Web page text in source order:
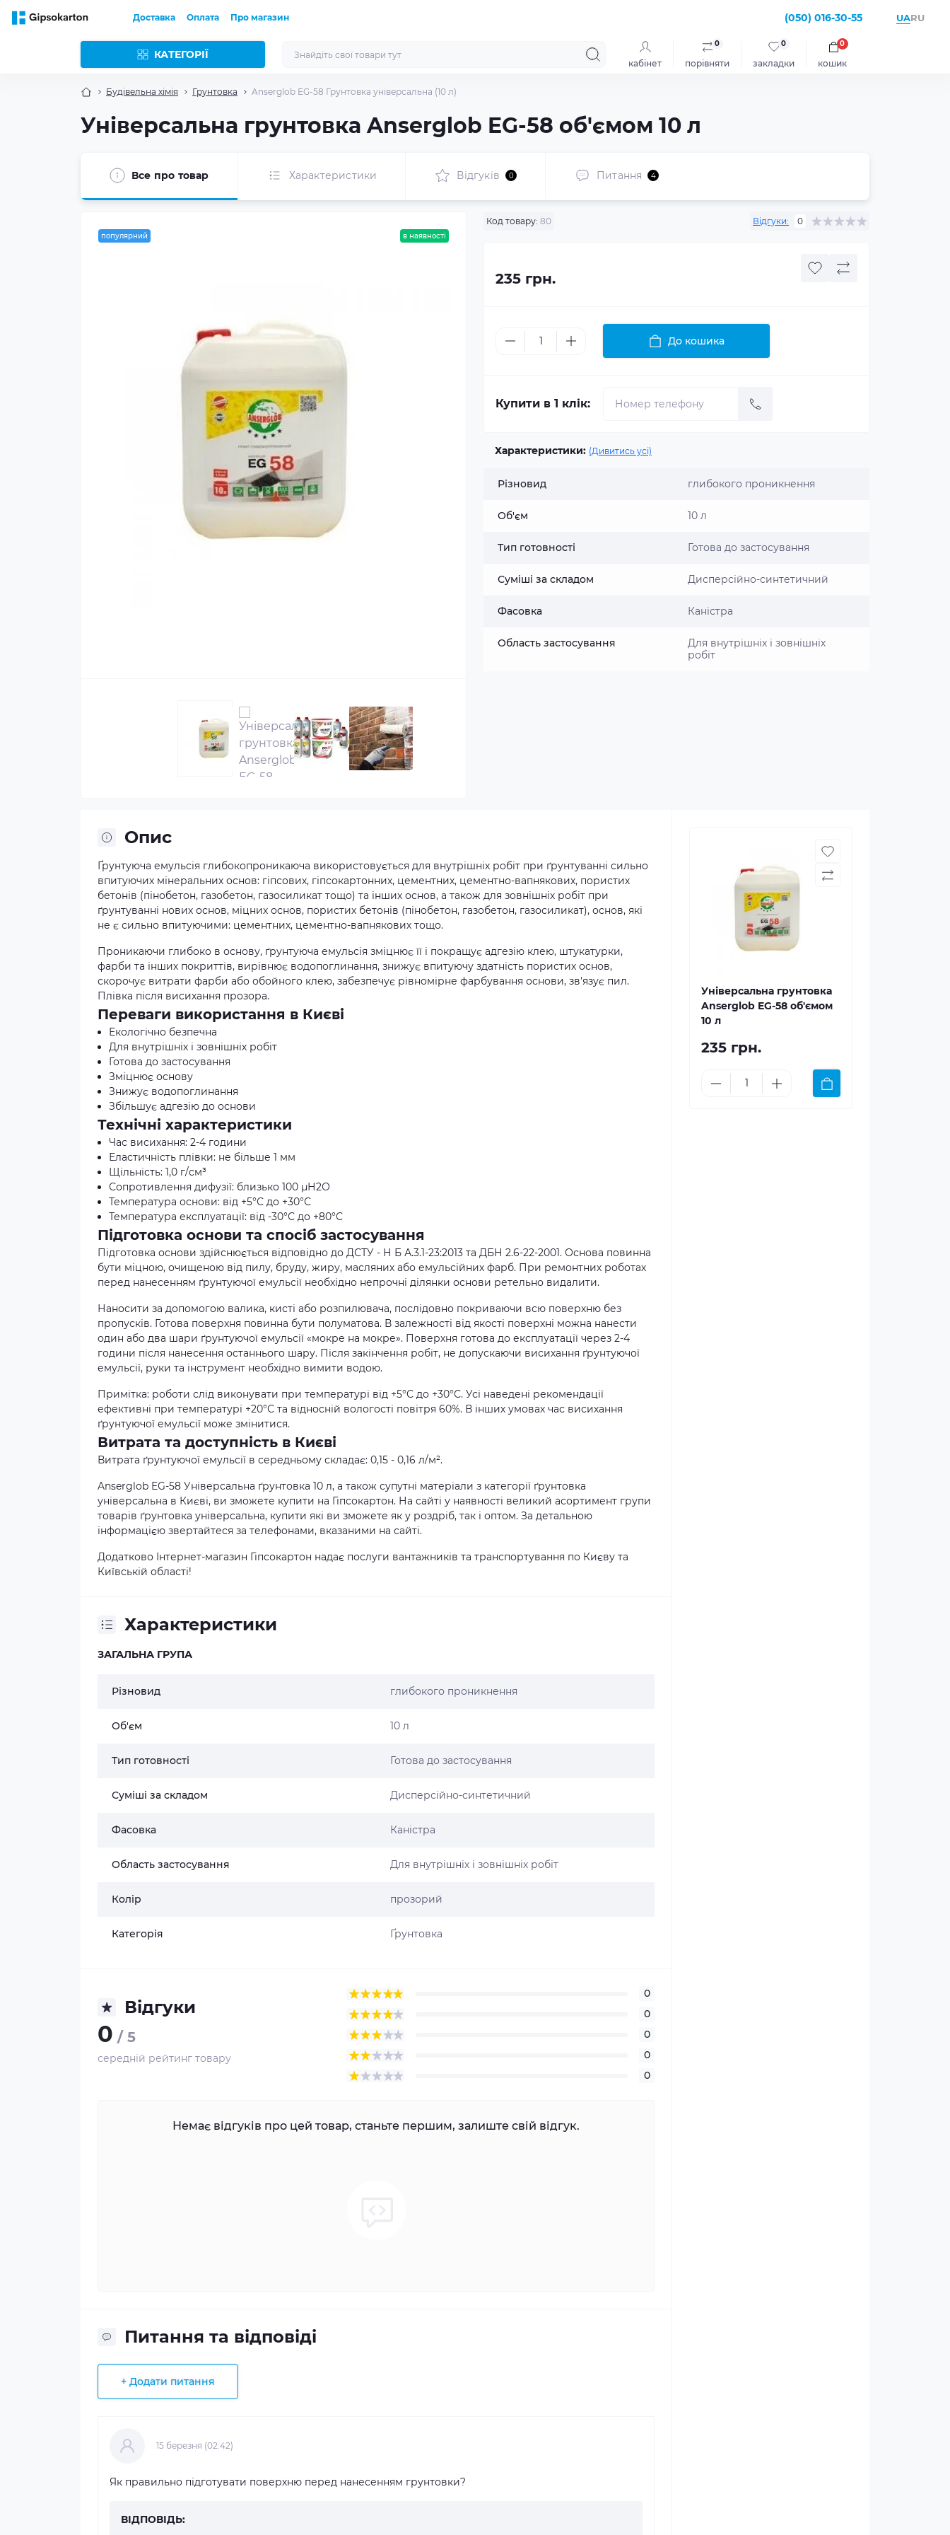
Доставка Оплата Про магазин (050) 016-30-55 UARU
КАТЕГОРІЇ
кабінет порівняти
0
закладки
0
кошик
0
Будівельна хімія Грунтовка Anserglob EG-58 Грунтовка універсальна (10 л)
Універсальна грунтовка Anserglob EG-58 об'ємом 10 л
Все про товар Характеристики Відгуків 0 Питання 4
популярний в наявності
Код товару: 80 Відгуки: 0
235 грн.
До кошика
Купити в 1 клік:
Характеристики: (Дивитись усі)
Різновид глибокого проникнення
Об'єм 10 л
Тип готовності Готова до застосування
Суміші за складом Дисперсійно-синтетичний
Фасовка Каністра
Область застосування
Для внутрішніх і зовнішніх
робіт
Опис
Ґрунтуюча емульсія глибокопроникаюча використовується для внутрішніх робіт при ґрунтуванні сильно
впитуючих мінеральних основ: гіпсових, гіпсокартонних, цементних, цементно-вапнякових, пористих
бетонів (пінобетон, газобетон, газосиликат тощо) та інших основ, а також для зовнішніх робіт при
ґрунтуванні нових основ, міцних основ, пористих бетонів (пінобетон, газобетон, газосиликат), основ, які
не є сильно впитуючими: цементних, цементно-вапнякових тощо.
Проникаючи глибоко в основу, ґрунтуюча емульсія зміцнює її і покращує адгезію клею, штукатурки,
фарби та інших покриттів, вирівнює водопоглинання, знижує впитуючу здатність пористих основ,
скорочує витрати фарби або обойного клею, забезпечує рівномірне фарбування основи, зв'язує пил.
Плівка після висихання прозора.
Переваги використання в Києві
Екологічно безпечна
Для внутрішніх і зовнішніх робіт
Готова до застосування
Зміцнює основу
Знижує водопоглинання
Збільшує адгезію до основи
Технічні характеристики
Час висихання: 2-4 години
Еластичність плівки: не більше 1 мм
Щільність: 1,0 г/см³
Сопротивлення дифузії: близько 100 µН2О
Температура основи: від +5°С до +30°С
Температура експлуатації: від -30°С до +80°С
Підготовка основи та спосіб застосування
Підготовка основи здійснюється відповідно до ДСТУ - Н Б А.3.1-23:2013 та ДБН 2.6-22-2001. Основа повинна
бути міцною, очищеною від пилу, бруду, жиру, масляних або емульсійних фарб. При ремонтних роботах
перед нанесенням ґрунтуючої емульсії необхідно непрочні ділянки основи ретельно видалити.
Наносити за допомогою валика, кисті або розпилювача, послідовно покриваючи всю поверхню без
пропусків. Готова поверхня повинна бути полуматова. В залежності від якості поверхні можна нанести
один або два шари ґрунтуючої емульсії «мокре на мокре». Поверхня готова до експлуатації через 2-4
години після нанесення останнього шару. Після закінчення робіт, не допускаючи висихання ґрунтуючої
емульсії, руки та інструмент необхідно вимити водою.
Примітка: роботи слід виконувати при температурі від +5°С до +30°С. Усі наведені рекомендації
ефективні при температурі +20°С та відносній вологості повітря 60%. В інших умовах час висихання
ґрунтуючої емульсії може змінитися.
Витрата та доступність в Києві
Витрата ґрунтуючої емульсії в середньому складає: 0,15 - 0,16 л/м².
Anserglob EG-58 Універсальна ґрунтовка 10 л, а також супутні матеріали з категорії ґрунтовка
універсальна в Києві, ви зможете купити на Гіпсокартон. На сайті у наявності великий асортимент групи
товарів ґрунтовка універсальна, купити які ви зможете як у роздріб, так і оптом. За детальною
інформацією звертайтеся за телефонами, вказаними на сайті.
Додатково Інтернет-магазин Гіпсокартон надає послуги вантажників та транспортування по Києву та
Київській області!
Характеристики
ЗАГАЛЬНА ГРУПА
Різновид глибокого проникнення
Об'єм 10 л
Тип готовності Готова до застосування
Суміші за складом Дисперсійно-синтетичний
Фасовка Каністра
Область застосування Для внутрішніх і зовнішніх робіт
Колір прозорий
Категорія Ґрунтовка
Відгуки
0 / 5
середній рейтинг товару
0
0
0
0
0
Немає відгуків про цей товар, станьте першим, залиште свій відгук.
Питання та відповіді
+ Додати питання
15 березня (02:42)
Як правильно підготувати поверхню перед нанесенням грунтовки?
ВІДПОВІДЬ:
Універсальна грунтовка
Anserglob EG-58 об'ємом
10 л
235 грн.